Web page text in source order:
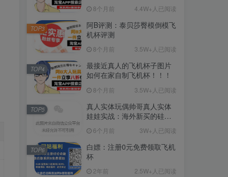
8个月前 4.4W+人已阅读
阿B评测：泰贝莎臀模倒模飞
机杯评测
8个月前 3.5W+人已阅读
TOP3
最接近真人的飞机杯子图片
如何在家自制飞机杯！！！
8个月前 3.5W+人已阅读
TOP4
真人实体玩偶帅哥真人实体
娃娃实战：海外新买的硅胶
6个月前 3W+人已阅读
TOP5
白嫖：注册0元免费领取飞机
杯
2年前 2.5W+人已阅读
TOP6